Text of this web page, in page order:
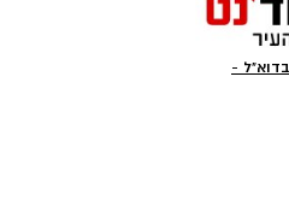
של הקבוצה "אשדוד נט"
-